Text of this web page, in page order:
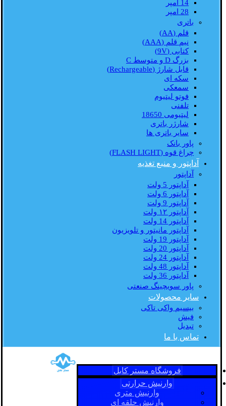
14 امپر
28 امپر
باتری
قلم (AA)
نیم قلم (AAA)
کتابی (9V)
بزرگ D و متوسط C
قابل شارژ (Rechargeable)
سکه ای
سمعکی
فوتو لیتیوم
تلفنی
لیتیومی 18650
شارژر باتری
سایر باتری ها
پاور بانک
چراغ قوه (FLASH LIGHT)
آداپتور و منبع تغذیه
آداپتور
آداپتور 5 ولت
آداپتور 6 ولت
آداپتور 9 ولت
آداپتور ۱۲ ولت
آداپتور 14 ولت
آداپتور مانیتور و تلویزیون
آداپتور 19 ولت
آداپتور 20 ولت
آداپتور 24 ولت
آداپتور 48 ولت
آداپتور 36 ولت
پاور سویچینگ صنعتی
سایر محصولات
بیسیم واکی تاکی
فیش
تبدیل
تماس با ما
فروشگاه مستر کابل
وارنیش حرارتی
وارنیش متری
وارنیش حلقه ای